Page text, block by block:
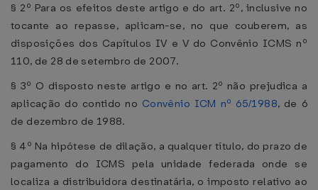
§ 2º Para os efeitos deste artigo e do art. 2º, inclusive no
tocante ao repasse, aplicam-se, no que couberem, as
disposições dos Capítulos IV e V do Convênio ICMS nº
110, de 28 de setembro de 2007.
§ 3º O disposto neste artigo e no art. 2º não prejudica a
aplicação do contido no Convênio ICM nº 65/1988, de 6
de dezembro de 1988.
§ 4º Na hipótese de dilação, a qualquer título, do prazo de
pagamento do ICMS pela unidade federada onde se
localiza a distribuidora destinatária, o imposto relativo ao